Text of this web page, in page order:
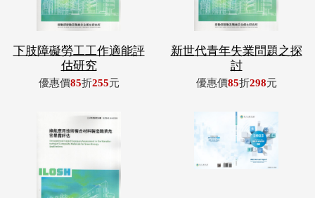
下肢障礙勞工工作適能評
估研究
優惠價85折255元
新世代青年失業問題之探
討
優惠價85折298元